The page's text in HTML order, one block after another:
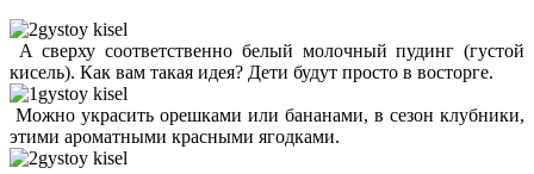
А сверху соответственно белый молочный пудинг (густой
кисель). Как вам такая идея? Дети будут просто в восторге.
Можно украсить орешками или бананами, в сезон клубники,
этими ароматными красными ягодками.